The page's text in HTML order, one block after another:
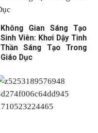
Không Gian Sáng Tạo
Sinh Viên: Khơi Dậy Tinh
Thần Sáng Tạo Trong
Giáo Dục